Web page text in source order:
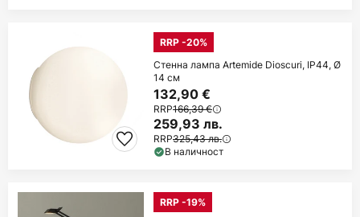
RRP -20%
Стенна лампа Artemide Dioscuri, IP44, Ø
14 см
132,90 €
RRP166,39 €
259,93 лв.
RRP325,43 лв.
В наличност
RRP -19%